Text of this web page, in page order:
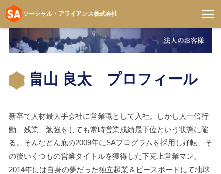
ソーシャル・アライアンス株式会社
畠山 良太 プロフィール
新卒で人材最大手会社に営業職として入社。しかし人一倍行
動、残業、勉強をしても常時営業成績最下位という状態に陥
る。そんなどん底の2009年にSAプログラムを採用し好転、そ
の後いくつもの営業タイトルを獲得した下克上営業マン。
2014年には自身の夢だった独立起業＆ピースボードにて地球